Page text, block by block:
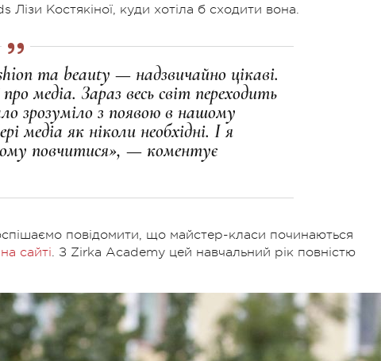
Лізи Костякіної, куди хотіла б сходити вона.
та beauty — надзвичайно цікаві.
медіа. Зараз весь світ переходить
зрозуміло з появою в нашому
медіа як ніколи необхідні. І я
повчитися», — коментує
повідомити, що майстер-класи починаються
на сайті. З Zirka Academy цей навчальний рік повністю